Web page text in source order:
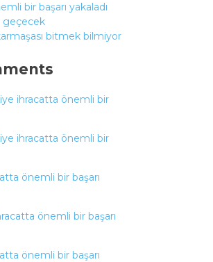
bir başarı yakaladı
geçecek
bitmek bilmiyor
ihracatta önemli bir
ihracatta önemli bir
önemli bir başarı
önemli bir başarı
önemli bir başarı